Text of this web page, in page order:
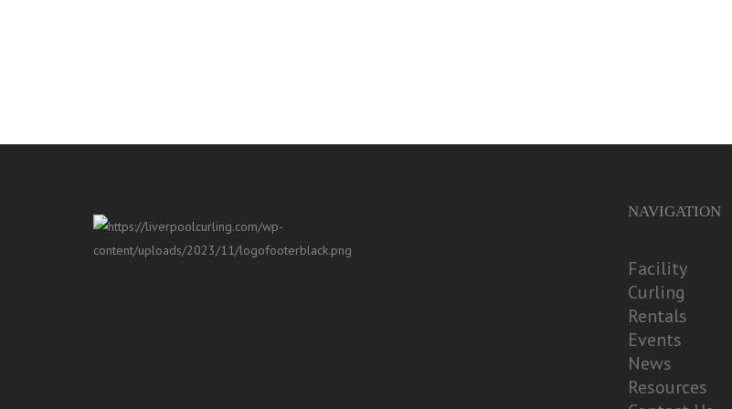
NAVIGATION
Facility
Curling
Rentals
Events
News
Resources